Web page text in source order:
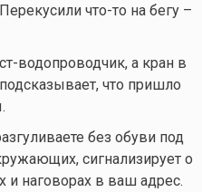
что-то на бегу –
водопроводчик, а кран в
что пришло
без обуви под
сигнализирует о
и наговорах в ваш адрес.